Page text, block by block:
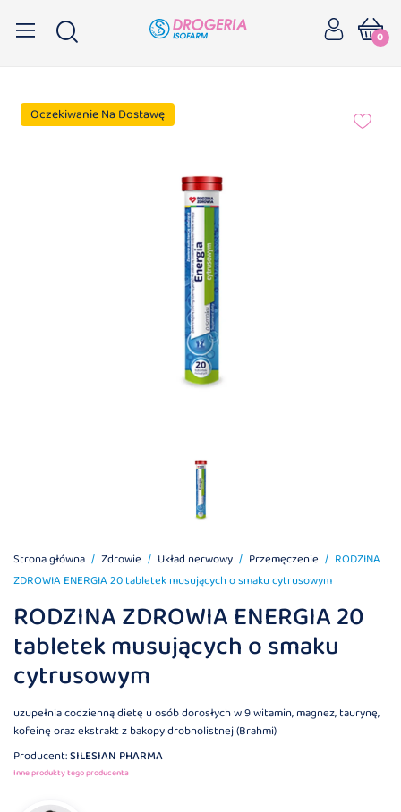
0
Oczekiwanie Na Dostawę
Strona główna Zdrowie Układ nerwowy Przemęczenie
RODZINA
ZDROWIA ENERGIA 20 tabletek musujących o smaku cytrusowym
RODZINA ZDROWIA ENERGIA 20
tabletek musujących o smaku
cytrusowym
uzupełnia codzienną dietę u osób dorosłych w 9 witamin, magnez, taurynę,
kofeinę oraz ekstrakt z bakopy drobnolistnej (Brahmi)
Producent:SILESIAN PHARMA
Inne produkty tego producenta